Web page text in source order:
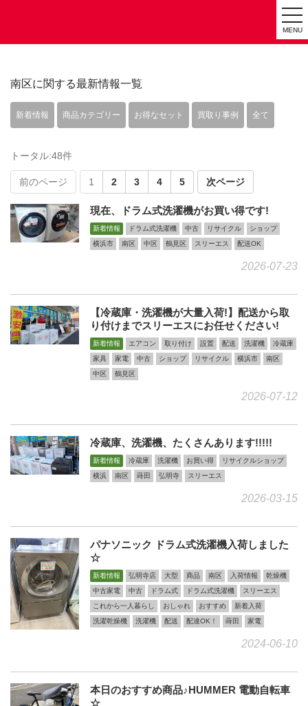
MENU
南区に関する最新情報一覧
新着情報 商品カテゴリー お得なセット 買取り事例 全て
トータル:48件
前のページ 1 2 3 4 5 次ページ
現在、ドラム式洗濯機がお買い得です!
新着情報 ドラム式洗濯機 中古 リサイクル
ショップ
横浜市
南区 中区 鶴見区 スリーエス 配送OK
2026-07-23
【冷蔵庫・洗濯機が大量入荷!】配送から取
り付けまでスリーエスにお任せください!
新着情報 エアコン 取り付け 設置 配送 洗濯機
冷蔵庫
家具
家電 中古 ショップ リサイクル 横浜市
南区
中区
鶴見区
2026-07-12
冷蔵庫、洗濯機、たくさんあります!!!!!
新着情報 冷蔵庫 洗濯機 お買い得
リサイクルショップ
横浜
南区 蒔田 弘明寺 スリーエス
2026-03-15
パナソニック ドラム式洗濯機入荷しました
☆
新着情報 弘明寺店 大型 商品 南区 入荷情報
乾燥機
中古家電
中古 ドラム式 ドラム式洗濯機
スリーエス
これから一人暮らし
おしゃれ おすすめ
新着入荷
洗濯乾燥機
洗濯機 配送 配達OK！ 蒔田 家電
2024-06-10
本日のおすすめ商品♪HUMMER 電動自転車
☆